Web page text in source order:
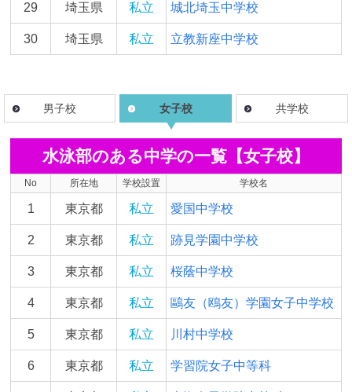
29 埼玉県 私立 城北埼玉中学校
30 埼玉県 私立 立教新座中学校
男子校 女子校 共学校
水泳部のある中学の一覧【女子校】
No 所在地 学校設置 学校名
1 東京都 私立 愛国中学校
2 東京都 私立 跡見学園中学校
3 東京都 私立 桜蔭中学校
4 東京都 私立 鷗友（鴎友）学園女子中学校
5 東京都 私立 川村中学校
6 東京都 私立 学習院女子中等科